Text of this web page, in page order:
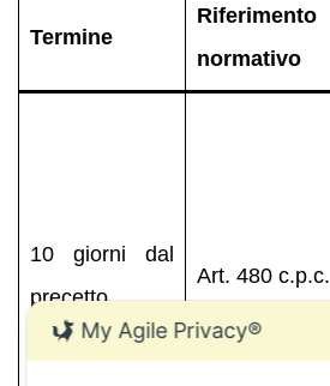
Termine
Riferimento
normativo
10 giorni dal
precetto
Art. 480 c.p.c.
My Agile Privacy®